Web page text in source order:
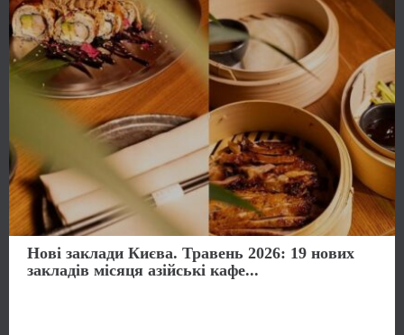
Нові заклади Києва. Травень 2026: 19 нових
закладів місяця азійські кафе...